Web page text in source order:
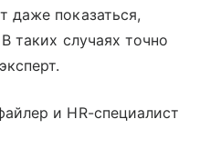
даже показаться,
таких случаях точно
и HR-специалист